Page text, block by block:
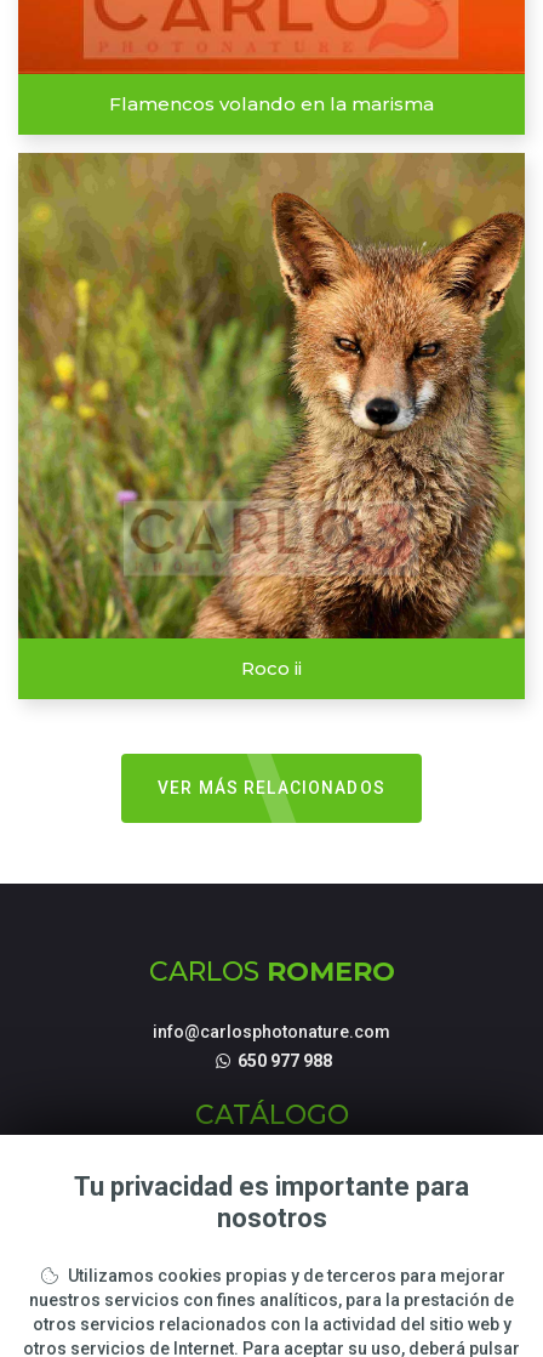
Flamencos volando en la marisma
Roco ii
VER MÁS RELACIONADOS
CARLOS ROMERO
info@carlosphotonature.com
650 977 988
CATÁLOGO
Fotografías de Naturaleza
Tienda Online
Talleres y cursos Fotográficos
LEGAL
Sobre Carlos Romero
Tu privacidad es importante para
nosotros
Utilizamos cookies propias y de terceros para mejorar
nuestros servicios con fines analíticos, para la prestación de
otros servicios relacionados con la actividad del sitio web y
otros servicios de Internet. Para aceptar su uso, deberá pulsar